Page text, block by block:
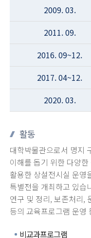
2009. 03.
2011. 09.
2016. 09~12.
2017. 04~12.
2020. 03.
활동
대학박물관으로서 명지
이해를 돕기 위한 다양
활용한 상설전시실 운영
특별전을 개최하고 있습
연구 및 정리, 보존처리,
등의 교육프로그램 운영
비교과프로그램